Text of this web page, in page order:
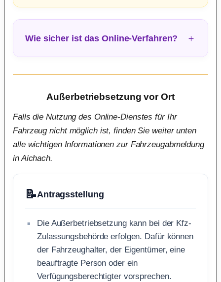
Wie sicher ist das Online-Verfahren?
Außerbetriebsetzung vor Ort
Falls die Nutzung des Online-Dienstes für Ihr
Fahrzeug nicht möglich ist, finden Sie weiter unten
alle wichtigen Informationen zur Fahrzeugabmeldung
in Aichach.
📝Antragsstellung
Die Außerbetriebsetzung kann bei der Kfz-
Zulassungsbehörde erfolgen. Dafür können
der Fahrzeughalter, der Eigentümer, eine
beauftragte Person oder ein
Verfügungsberechtigter vorsprechen.